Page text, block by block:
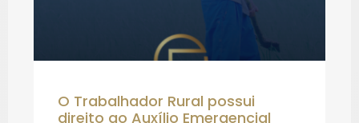
O Trabalhador Rural possui
direito ao Auxílio Emergencial